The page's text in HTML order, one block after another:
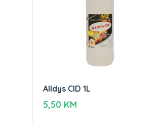
Alldys CID 1L
5,50 KM